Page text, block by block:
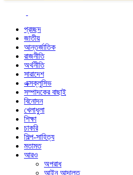
প্রচ্ছদ
জাতীয়
আন্তর্জাতিক
রাজনীতি
অর্থনীতি
সারাদেশ
এক্সক্লুসিভ
সম্পাদকের বাছাই
বিনোদন
খেলাধুলা
শিক্ষা
চাকরি
শিল্প-সাহিত্য
মতামত
আরও
অপরাধ
আইন আদালত